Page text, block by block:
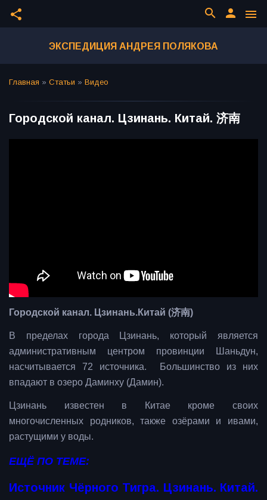
share menu
person
search
ЭКСПЕДИЦИЯ АНДРЕЯ ПОЛЯКОВА
Главная » Статьи » Видео
Городской канал. Цзинань. Китай. 济南
Городской канал. Цзинань.Китай (济南)
В пределах города Цзинань, который является
административным центром провинции Шаньдун,
насчитывается 72 источника. Большинство из них
впадают в озеро Даминху (Дамин).
Цзинань известен в Китае кроме своих
многочисленных родников, также озёрами и ивами,
растущими у воды.
ЕЩЁ ПО ТЕМЕ:
Источник Чёрного Тигра. Цзинань. Китай.